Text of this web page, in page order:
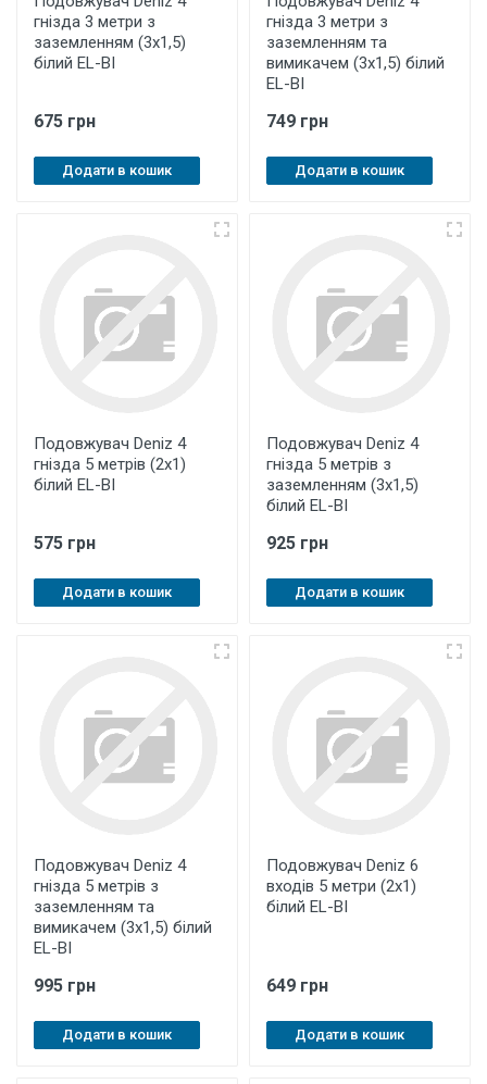
гнізда 3 метри з
заземленням (3х1,5)
білий EL-BI
675 грн
Додати в кошик
гнізда 3 метри з
заземленням та
вимикачем (3х1,5) білий
EL-BI
749 грн
Додати в кошик
Подовжувач Deniz 4
гнізда 5 метрів (2х1)
білий EL-BI
575 грн
Додати в кошик
Подовжувач Deniz 4
гнізда 5 метрів з
заземленням (3х1,5)
білий EL-BI
925 грн
Додати в кошик
Подовжувач Deniz 4
гнізда 5 метрів з
заземленням та
вимикачем (3х1,5) білий
EL-BI
995 грн
Додати в кошик
Подовжувач Deniz 6
входів 5 метри (2х1)
білий EL-BI
649 грн
Додати в кошик